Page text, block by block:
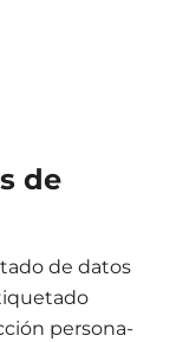
de
de datos
persona-